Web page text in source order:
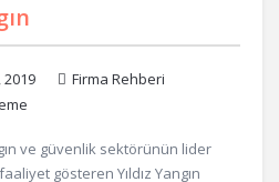
2019
Firma Rehberi
ve güvenlik sektörünün lider
gösteren Yıldız Yangın